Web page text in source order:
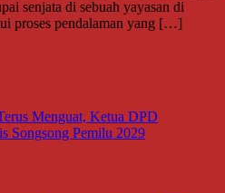
senjata di sebuah yayasan di
proses pendalaman yang […]